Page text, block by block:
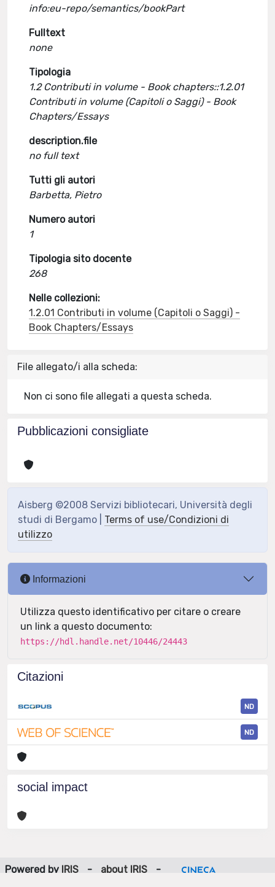
info:eu-repo/semantics/bookPart
Fulltext
none
Tipologia
1.2 Contributi in volume - Book chapters::1.2.01
Contributi in volume (Capitoli o Saggi) - Book
Chapters/Essays
description.file
no full text
Tutti gli autori
Barbetta, Pietro
Numero autori
1
Tipologia sito docente
268
Nelle collezioni:
1.2.01 Contributi in volume (Capitoli o Saggi) -
Book Chapters/Essays
File allegato/i alla scheda:
Non ci sono file allegati a questa scheda.
Pubblicazioni consigliate
Aisberg ©2008 Servizi bibliotecari, Università degli
studi di Bergamo | Terms of use/Condizioni di
utilizzo
Informazioni
Utilizza questo identificativo per citare o creare
un link a questo documento:
https://hdl.handle.net/10446/24443
Citazioni
ND
ND
social impact
Powered by IRIS - about IRIS
-